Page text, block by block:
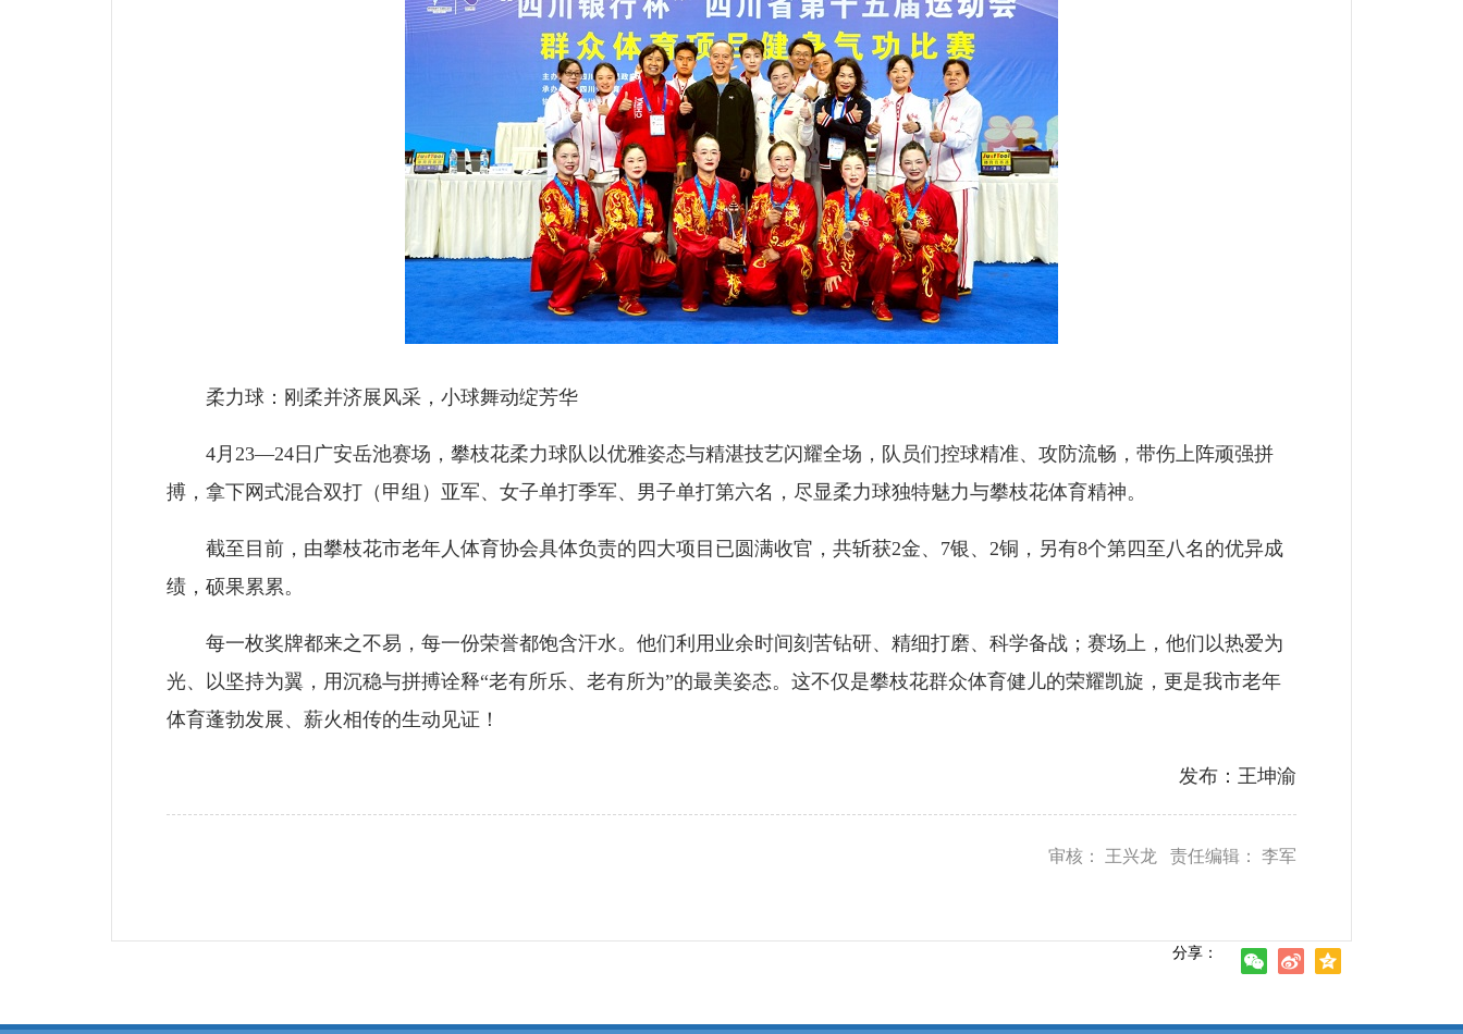
柔力球：刚柔并济展风采，小球舞动绽芳华
4月23—24日广安岳池赛场，攀枝花柔力球队以优雅姿态与精湛技艺闪耀全场，队员们控球精准、攻防流畅，带伤上阵顽强拼
搏，拿下网式混合双打（甲组）亚军、女子单打季军、男子单打第六名，尽显柔力球独特魅力与攀枝花体育精神。
截至目前，由攀枝花市老年人体育协会具体负责的四大项目已圆满收官，共斩获2金、7银、2铜，另有8个第四至八名的优异成
绩，硕果累累。
每一枚奖牌都来之不易，每一份荣誉都饱含汗水。他们利用业余时间刻苦钻研、精细打磨、科学备战；赛场上，他们以热爱为
光、以坚持为翼，用沉稳与拼搏诠释“老有所乐、老有所为”的最美姿态。这不仅是攀枝花群众体育健儿的荣耀凯旋，更是我市老年
体育蓬勃发展、薪火相传的生动见证！
发布：王坤渝
审核： 王兴龙 责任编辑： 李军
分享：